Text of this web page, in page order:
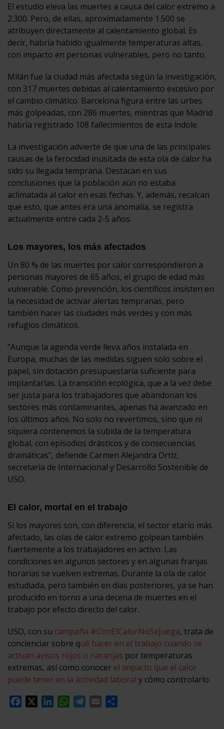
El estudio eleva las muertes a causa del calor extremo a
2.300. Pero, de ellas, aproximadamente 1.500 se
atribuyen directamente al calentamiento global. Es
decir, habría habido igualmente temperaturas altas,
con impacto en personas vulnerables, pero no tanto.
Milán fue la ciudad más afectada según la investigación,
con 317 muertes debidas al calentamiento excesivo por
el cambio climático. Barcelona figura entre las urbes
más golpeadas, con 286 muertes, mientras que Madrid
habría registrado 108 fallecimientos de esta índole.
La investigación advierte de que una de las principales
causas de la ferocidad inusitada de esta ola de calor ha
sido su llegada temprana. Destacan en sus
conclusiones que la población aún no estaba
aclimatada al calor en esas fechas. Y, además, recalcan
que esto, que antes era una anomalía, se registra
actualmente entre cada 2-5 años.
Los mayores, los más afectados
Un 80 % de las muertes por calor correspondieron a
personas mayores de 65 años, el grupo de edad más
vulnerable. Como prevención, los científicos insisten en
la necesidad de activar alertas tempranas, pero
también hacer las ciudades más verdes y con más
refugios climáticos.
“Aunque la agenda verde lleva años instalada en
Europa, muchas de las medidas siguen solo sobre el
papel, sin dotación presupuestaria suficiente para
implantarlas. La transición ecológica, que a la vez debe
ser justa para los trabajadores que abandonan los
sectores más contaminantes, apenas ha avanzado en
los últimos años. No solo no revertimos, sino que ni
siquiera contenemos la subida de la temperatura
global, con episodios drásticos y de consecuencias
dramáticas”, defiende Carmen Alejandra Ortiz,
secretaria de Internacional y Desarrollo Sostenible de
USO.
El calor, mortal en el trabajo
Si los mayores son, con diferencia, el sector etario más
afectado, las olas de calor extremo golpean también
fuertemente a los trabajadores en activo. Las
condiciones en algunos sectores y en algunas franjas
horarias se vuelven extremas. Durante la ola de calor
estudiada, pero también en días posteriores, ya se han
producido en torno a una decena de muertes en el
trabajo por efecto directo del calor.
USO, con su campaña #ConElCalorNoSeJuega, trata de
concienciar sobre qué hacer en el trabajo cuando se
activan avisos rojos o naranjas por temperaturas
extremas, así como conocer el impacto que el calor
puede tener en la actividad laboral y cómo controlarlo.
Facebook
LinkedInWhatsApp
Telegram
Email